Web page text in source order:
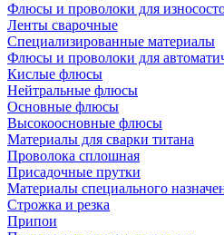
Флюсы и проволоки для
Ленты сварочные
Специализированные материалы
Флюсы и проволоки для
Кислые флюсы
Нейтральные флюсы
Основные флюсы
Высокоосновные флюсы
Материалы для сварки титана
Проволока сплошная
Присадочные прутки
Материалы специального
Строжка и резка
Припои